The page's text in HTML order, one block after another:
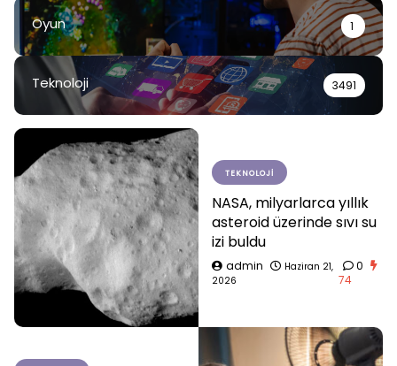
Oyun 1
Teknoloji 3491
TEKNOLOJI
NASA, milyarlarca yıllık
asteroid üzerinde sıvı su
izi buldu
admin
Haziran 21,
2026
0
74